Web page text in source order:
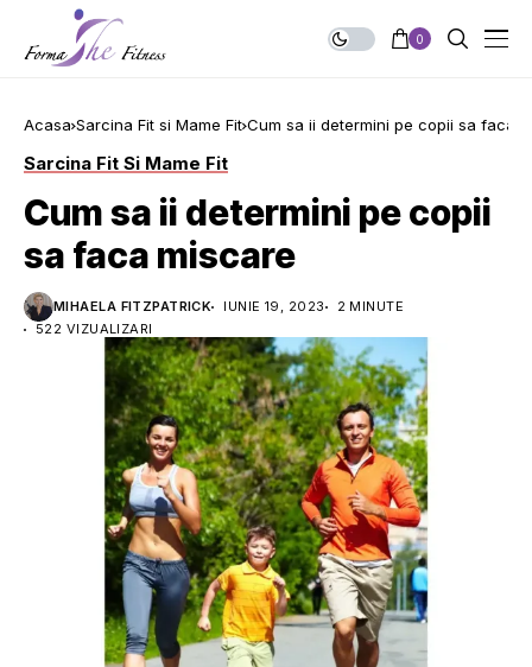
0
Acasa Sarcina Fit si Mame Fit Cum sa ii determini pe copii sa faca
Sarcina Fit Si Mame Fit
Cum sa ii determini pe copii
sa faca miscare
MIHAELA FITZPATRICK IUNIE 19, 2023
2 MINUTE
522 VIZUALIZARI